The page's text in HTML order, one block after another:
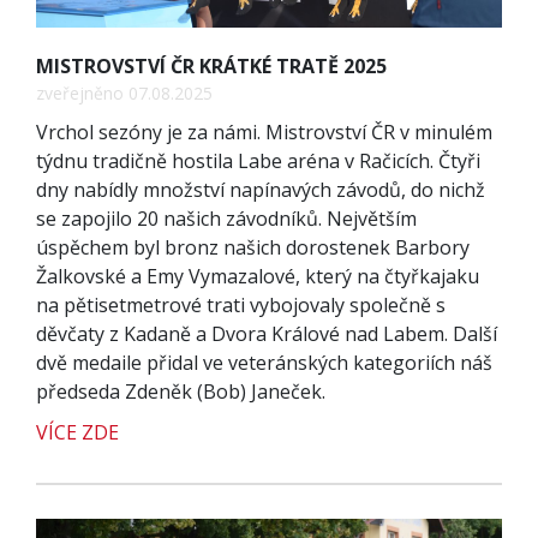
MISTROVSTVÍ ČR KRÁTKÉ TRATĚ 2025
zveřejněno 07.08.2025
Vrchol sezóny je za námi. Mistrovství ČR v minulém
týdnu tradičně hostila Labe aréna v Račicích. Čtyři
dny nabídly množství napínavých závodů, do nichž
se zapojilo 20 našich závodníků. Největším
úspěchem byl bronz našich dorostenek Barbory
Žalkovské a Emy Vymazalové, který na čtyřkajaku
na pětisetmetrové trati vybojovaly společně s
děvčaty z Kadaně a Dvora Králové nad Labem. Další
dvě medaile přidal ve veteránských kategoriích náš
předseda Zdeněk (Bob) Janeček.
VÍCE ZDE